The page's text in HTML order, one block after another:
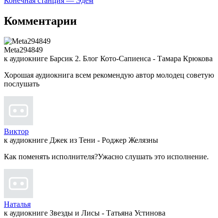
Комментарии
Meta294849
к аудиокниге Барсик 2. Блог Кото-Сапиенса - Тамара Крюкова
Хорошая аудиокнига всем рекомендую автор молодец советую
послушать
Виктор
к аудиокниге Джек из Тени - Роджер Желязны
Как поменять исполнителя?Ужасно слушать это исполнение.
Наталья
к аудиокниге Звезды и Лисы - Татьяна Устинова